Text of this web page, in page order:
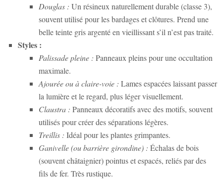
Douglas : Un résineux naturellement durable (classe 3),
souvent utilisé pour les bardages et clôtures. Prend une
belle teinte gris argenté en vieillissant s’il n’est pas traité.
Styles :
Palissade pleine : Panneaux pleins pour une occultation
maximale.
Ajourée ou à claire-voie : Lames espacées laissant passer
la lumière et le regard, plus léger visuellement.
Claustra : Panneaux décoratifs avec des motifs, souvent
utilisés pour créer des séparations légères.
Treillis : Idéal pour les plantes grimpantes.
Ganivelle (ou barrière girondine) : Échalas de bois
(souvent châtaignier) pointus et espacés, reliés par des
fils de fer. Très rustique.